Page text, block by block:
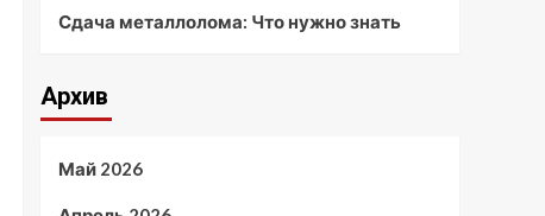
Сдача металлолома: Что нужно знать
Архив
Май 2026